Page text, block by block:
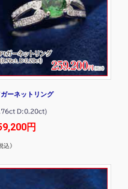
ーネットリング
D:0.20ct)
円
込）